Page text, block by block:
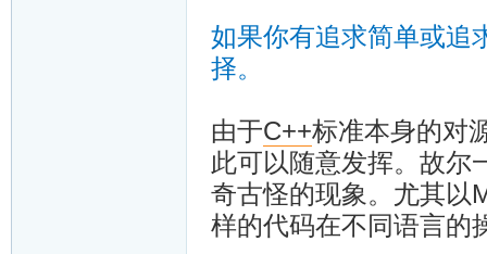
如果你有追求简单或追
择。
由于C++标准本身的对
此可以随意发挥。故尔
奇古怪的现象。尤其以
样的代码在不同语言的